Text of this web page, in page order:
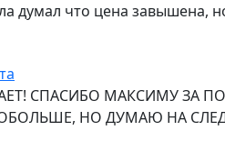
что цена завышена,
СПАСИБО МАКСИМУ ЗА
НО ДУМАЮ НА